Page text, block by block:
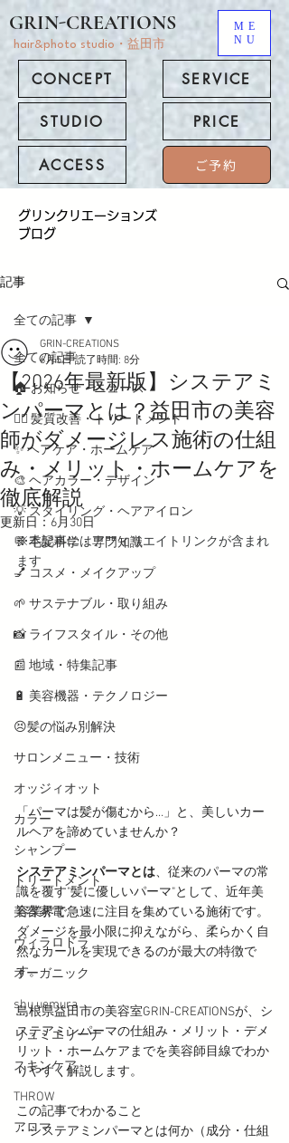
GRIN-CREATIONS
hair&photo studio・益田市
CONCEPT
STUDIO
ACCESS
SERVICE
PRICE
ご予約
ME
NU
​グリンクリエーションズ
ブログ
記事
全ての記事
🏠 お知らせ・ニュース
💇‍♀️ 髪質改善・トリートメント
✨ ヘアケア・ホームケア
🎨 ヘアカラー・デザイン
💡 スタイリング・ヘアアイロン
💬 毛髪科学・専門知識
💅 コスメ・メイクアップ
🌱 サステナブル・取り組み
📸 ライフスタイル・その他
📰 地域・特集記事
🔋 美容機器・テクノロジー
😣髪の悩み別解決
サロンメニュー・技術
オッジィオット
カラー
シャンプー
トリートメント
美容家電
ヴィラロドラ
オーガニック
shu uemura
リュミエリーナ
スキンケア
THROW
アロマ
全ての記事
【2026年最新版】システアミ
ンパーマとは？益田市の美容
師がダメージレス施術の仕組
み・メリット・ホームケアを
徹底解説
GRIN-CREATIONS
6月5日 読了時間: 8分
更新日： 6月30日
※本記事にはアフィリエイトリンクが含まれ
ます
「パーマは髪が傷むから…」と、美しいカー
ルヘアを諦めていませんか？
システアミンパーマとは、従来のパーマの常
識を覆す"髪に優しいパーマ"として、近年美
容業界で急速に注目を集めている施術です。
ダメージを最小限に抑えながら、柔らかく自
然なカールを実現できるのが最大の特徴で
す。
島根県益田市の美容室GRIN-CREATIONSが、シ
ステアミンパーマの仕組み・メリット・デメ
リット・ホームケアまでを美容師目線でわか
りやすく解説します。
この記事でわかること
・システアミンパーマとは何か（成分・仕組